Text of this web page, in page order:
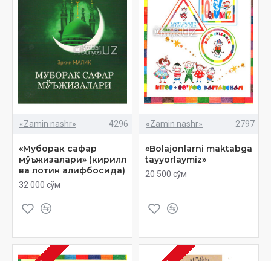
«Zamin nashr» 4296
«Муборак сафар
мўъжизалари» (кирилл
ва лотин алифбосида)
32 000 сўм
«Zamin nashr» 2797
«Bolajonlarni maktabga
tayyorlaymiz»
20 500 сўм